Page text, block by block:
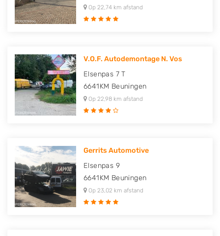
Op 22,74 km afstand
V.O.F. Autodemontage N. Vos
Elsenpas 7 T
6641KM Beuningen
Op 22,98 km afstand
Gerrits Automotive
Elsenpas 9
6641KM Beuningen
Op 23,02 km afstand